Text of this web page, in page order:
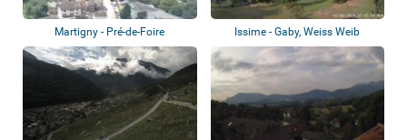
Martigny - Pré-de-Foire Issime - Gaby, Weiss Weib